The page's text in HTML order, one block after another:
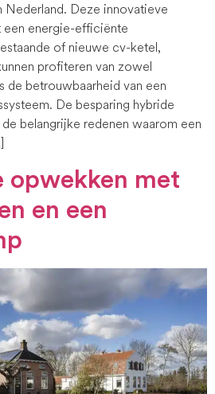
Deze innovatieve
energie-efficiënte
of nieuwe cv-ketel,
profiteren van zowel
de betrouwbaarheid van een
De besparing hybride
belangrijke redenen waarom een
opwekken met
en een